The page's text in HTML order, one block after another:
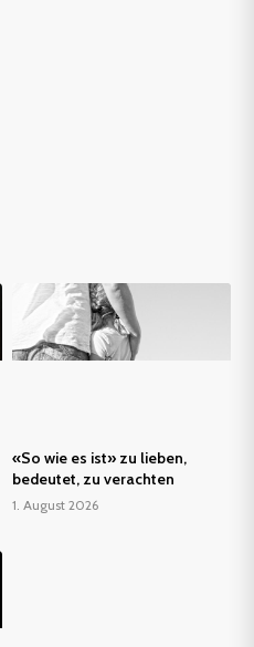
«So wie es ist» zu lieben,
bedeutet, zu verachten
1. August 2026